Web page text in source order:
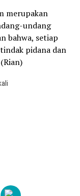
merupakan
undang
bahwa, setiap
pidana dan